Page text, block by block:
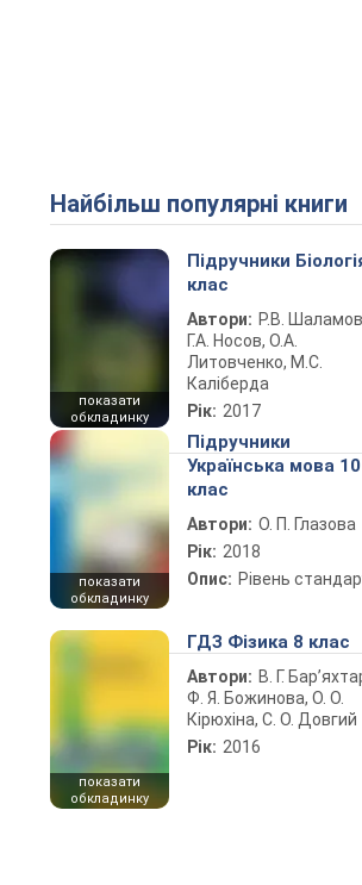
Найбільш популярні книги
показати
обкладинку
Підручники
клас
Автори: Р.В.
Г.А. Носов, О.А.
Литовченко, М.С.
Каліберда
Рік: 2017
показати
обкладинку
Підручники
Українська мова 10
клас
Автори: О. П. Глазова
Рік: 2018
Опис: Рівень
показати
обкладинку
ГДЗ Фізика 8 клас
Автори: В. Г.
Ф. Я. Божинова, О. О.
Кірюхіна, С. О. Довгий
Рік: 2016